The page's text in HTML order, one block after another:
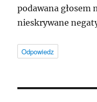
podawana
nieskrywane
Odpowiedz